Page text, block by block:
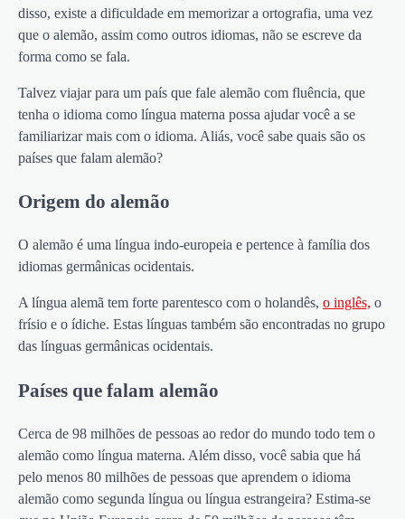
disso, existe a dificuldade em memorizar a ortografia, uma vez
que o alemão, assim como outros idiomas, não se escreve da
forma como se fala.
Talvez viajar para um país que fale alemão com fluência, que
tenha o idioma como língua materna possa ajudar você a se
familiarizar mais com o idioma. Aliás, você sabe quais são os
países que falam alemão?
Origem do alemão
O alemão é uma língua indo-europeia e pertence à família dos
idiomas germânicas ocidentais.
A língua alemã tem forte parentesco com o holandês, o inglês, o
frísio e o ídiche. Estas línguas também são encontradas no grupo
das línguas germânicas ocidentais.
Países que falam alemão
Cerca de 98 milhões de pessoas ao redor do mundo todo tem o
alemão como língua materna. Além disso, você sabia que há
pelo menos 80 milhões de pessoas que aprendem o idioma
alemão como segunda língua ou língua estrangeira? Estima-se